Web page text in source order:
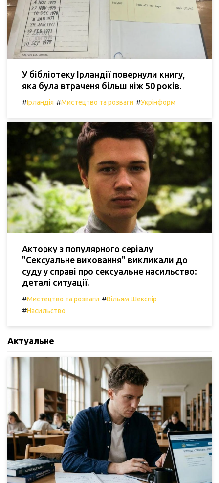
У бібліотеку Ірландії повернули книгу,
яка була втраченя більш ніж 50 років.
#Ірландія #Мистецтво та розваги #Укрінформ
Акторку з популярного серіалу
"Сексуальне виховання" викликали до
суду у справі про сексуальне насильство:
деталі ситуації.
#Мистецтво та розваги #Вільям Шекспір
#Насильство
Актуальне